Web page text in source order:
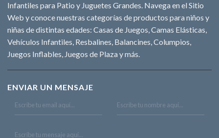
Infantiles para Patio y Juguetes Grandes. Navega en el Sitio
Web y conoce nuestras categorías de productos para niños y
niñas de distintas edades: Casas de Juegos, Camas Elásticas,
Vehículos Infantiles, Resbalines, Balancines, Columpios,
Juegos Inflables, Juegos de Plaza y más.
ENVIAR UN MENSAJE